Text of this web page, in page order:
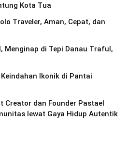
Kota Tua
Traveler, Aman, Cepat, dan
Menginap di Tepi Danau Traful,
Ikonik di Pantai
Creator dan Founder Pastael
lewat Gaya Hidup Autentik